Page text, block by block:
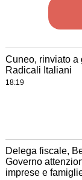
Cuneo, rinviato a
Radicali Italiani
18:19
Delega fiscale,
Governo
imprese e